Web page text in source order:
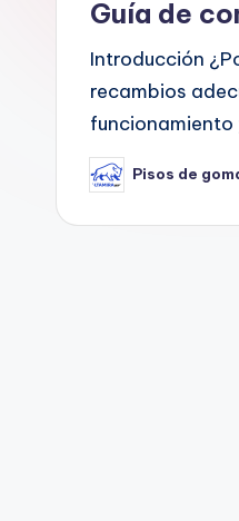
m
Guía de
Introducción
recambios
funcionamiento
Publicado
por
Pisos de